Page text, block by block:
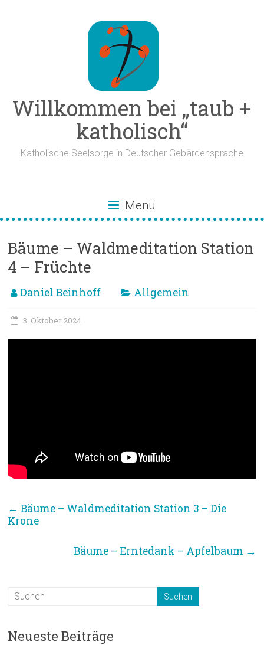
Willkommen bei „taub +
katholisch“
Katholische Seelsorge in Deutscher Gebärdensprache
Menü
Bäume – Waldmeditation Station
4 – Früchte
Daniel Beinhoff Allgemein
3. Oktober 2024
← Bäume – Waldmeditation Station 3 – Die
Krone
Bäume – Erntedank – Apfelbaum →
Neueste Beiträge